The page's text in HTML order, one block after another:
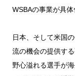
WSBAの事業が具体
日本、そして米国
流の機会の提供す
野心溢れる選手が